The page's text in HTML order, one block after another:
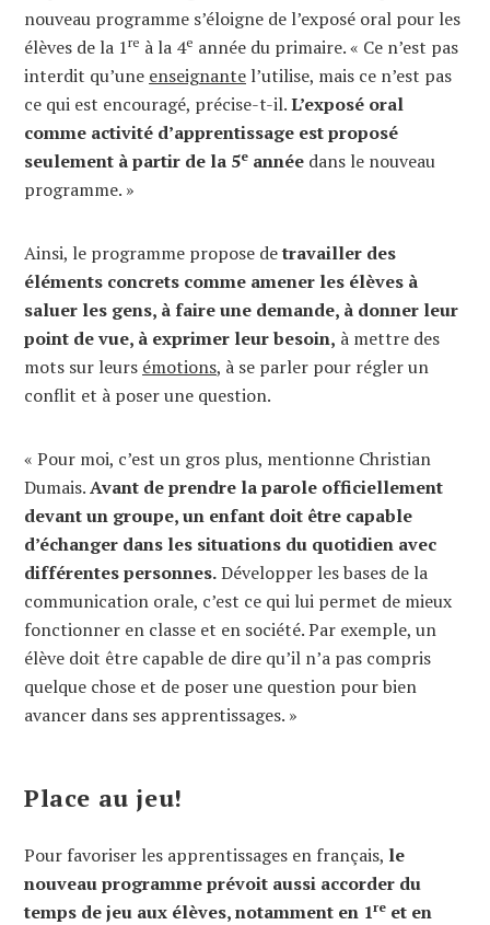
nouveau programme s’éloigne de l’exposé oral pour les
élèves de la 1re à la 4e année du primaire. « Ce n’est pas
interdit qu’une enseignante l’utilise, mais ce n’est pas
ce qui est encouragé, précise-t-il.L’exposé oral
comme activité d’apprentissage est proposé
seulement à partir de la 5e année dans le nouveau
programme. »
Ainsi, le programme propose detravailler des
éléments concrets comme amener les élèves à
saluer les gens, à faire une demande, à donner leur
point de vue, à exprimer leur besoin, à mettre des
mots sur leurs émotions, à se parler pour régler un
conflit et à poser une question.
« Pour moi, c’est un gros plus, mentionne Christian
Dumais.Avant de prendre la parole officiellement
devant un groupe, un enfant doit être capable
d’échanger dans les situations du quotidien avec
différentes personnes.Développer les bases de la
communication orale, c’est ce qui lui permet de mieux
fonctionner en classe et en société. Par exemple, un
élève doit être capable de dire qu’il n’a pas compris
quelque chose et de poser une question pour bien
avancer dans ses apprentissages. »
Place au jeu!
Pour favoriser les apprentissages en français, le
nouveau programme prévoit aussi accorder du
temps de jeu aux élèves, notamment en 1re et en